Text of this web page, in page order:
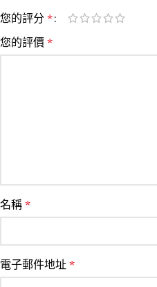
您的評分 *
您的評價 *
名稱 *
電子郵件地址 *